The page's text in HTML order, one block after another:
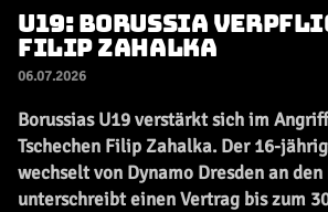
U19: BORUSSIA
FILIP ZAHALKA
06.07.2026
Borussias U19 verstärkt sich im
Tschechen Filip Zahalka. Der 16-
wechselt von Dynamo Dresden an
unterschreibt einen Vertrag bis zum